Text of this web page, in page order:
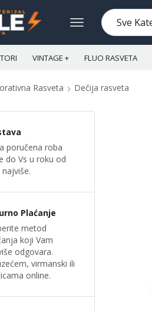
VINTAGE + FLUO RASVETA
Rasveta Dečija rasveta
poručena roba
do Vs u roku od
najviše.
Plaćanje
metod
koji Vam
odgovara.
virmanski ili
online.